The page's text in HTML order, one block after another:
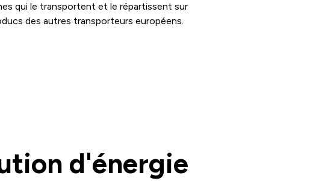
qui le transportent et le répartissent sur
des autres transporteurs européens.
d'énergie